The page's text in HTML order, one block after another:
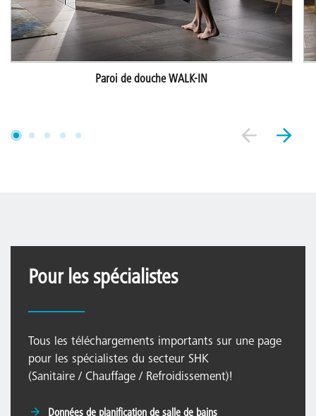
Paroi de douche WALK-IN
Pour les spécialistes
Tous les téléchargements importants sur une page
pour les spécialistes du secteur SHK
(Sanitaire / Chauffage / Refroidissement)!
Données de planification de salle de bains